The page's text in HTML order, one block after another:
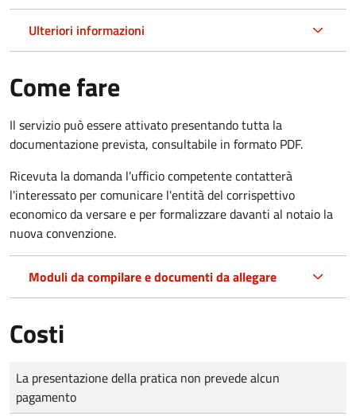
Ulteriori informazioni
Come fare
Il servizio può essere attivato presentando tutta la
documentazione prevista, consultabile in formato PDF.
Ricevuta la domanda l'ufficio competente contatterà
l'interessato per comunicare l'entità del corrispettivo
economico da versare e per formalizzare davanti al notaio la
nuova convenzione.
Moduli da compilare e documenti da allegare
Costi
Tipo di pagamento
Importo
La presentazione della pratica non prevede alcun
pagamento